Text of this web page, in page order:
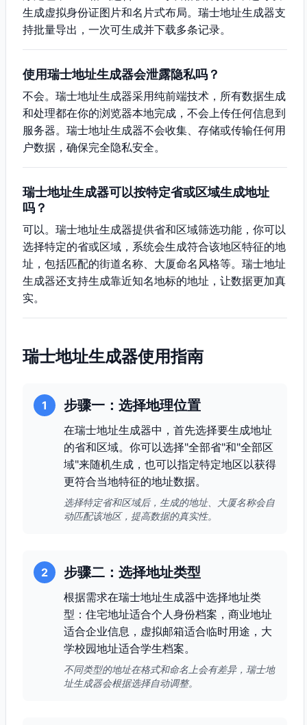
生成虚拟身份证图片和名片式布局。瑞士地址生成器支
持批量导出，一次可生成并下载多条记录。
使用瑞士地址生成器会泄露隐私吗？
不会。瑞士地址生成器采用纯前端技术，所有数据生成
和处理都在你的浏览器本地完成，不会上传任何信息到
服务器。瑞士地址生成器不会收集、存储或传输任何用
户数据，确保完全隐私安全。
瑞士地址生成器可以按特定省或区域生成地址
吗？
可以。瑞士地址生成器提供省和区域筛选功能，你可以
选择特定的省或区域，系统会生成符合该地区特征的地
址，包括匹配的街道名称、大厦命名风格等。瑞士地址
生成器还支持生成靠近知名地标的地址，让数据更加真
实。
瑞士地址生成器使用指南
1 步骤一：选择地理位置
在瑞士地址生成器中，首先选择要生成地址
的省和区域。你可以选择"全部省"和"全部区
域"来随机生成，也可以指定特定地区以获得
更符合当地特征的地址数据。
选择特定省和区域后，生成的地址、大厦名称会自
动匹配该地区，提高数据的真实性。
2 步骤二：选择地址类型
根据需求在瑞士地址生成器中选择地址类
型：住宅地址适合个人身份档案，商业地址
适合企业信息，虚拟邮箱适合临时用途，大
学校园地址适合学生档案。
不同类型的地址在格式和命名上会有差异，瑞士地
址生成器会根据选择自动调整。